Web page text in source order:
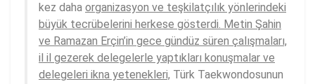
kez daha organizasyon ve teşkilatçılık yönlerindeki
büyük tecrübelerini herkese gösterdi. Metin Şahin
ve Ramazan Erçin’in gece gündüz süren çalışmaları,
il il gezerek delegelerle yaptıkları konuşmalar ve
delegeleri ikna yetenekleri, Türk Taekwondosunun